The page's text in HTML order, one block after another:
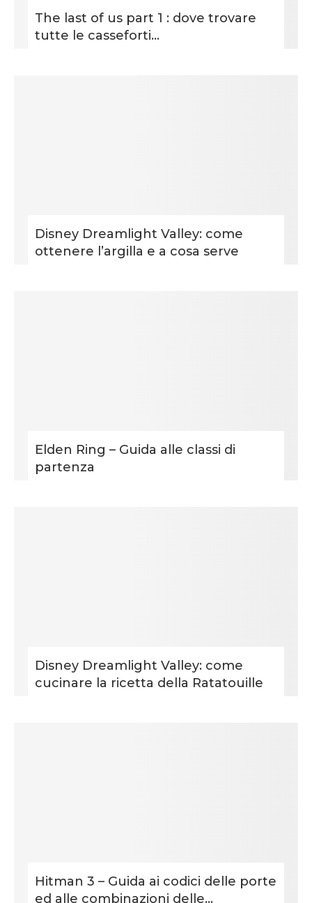
The last of us part 1 : dove trovare
tutte le casseforti...
Disney Dreamlight Valley: come
ottenere l’argilla e a cosa serve
Elden Ring – Guida alle classi di
partenza
Disney Dreamlight Valley: come
cucinare la ricetta della Ratatouille
Hitman 3 – Guida ai codici delle porte
ed alle combinazioni delle...